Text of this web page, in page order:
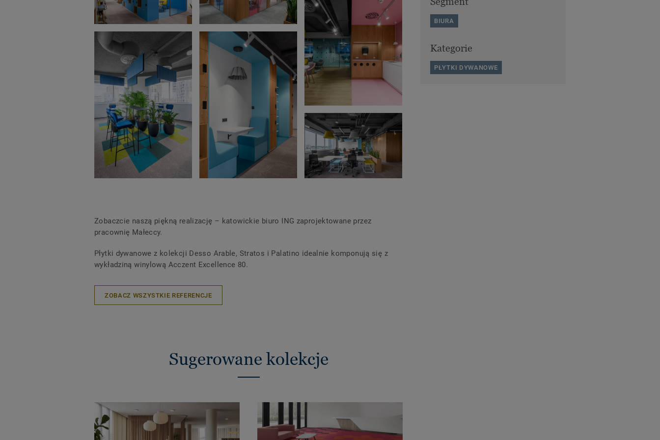
Zobaczcie naszą piękną realizację – katowickie biuro ING zaprojektowane przez
pracownię Małeccy.
Płytki dywanowe z kolekcji Desso Arable, Stratos i Palatino idealnie komponują się z
wykładziną winylową Acczent Excellence 80.
ZOBACZ WSZYSTKIE REFERENCJE
Sugerowane kolekcje
BIURA
Kategorie
PŁYTKI DYWANOWE